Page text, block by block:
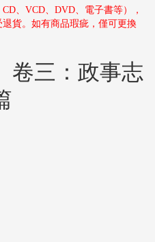
、VCD、DVD、電子書等），
貨。如有商品瑕疵，僅可更換
三：政事志